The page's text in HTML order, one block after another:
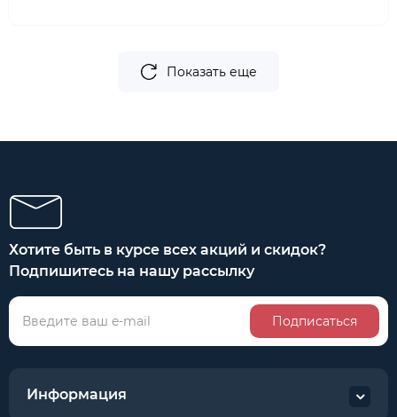
Показать еще
Хотите быть в курсе всех акций и скидок?
Подпишитесь на нашу рассылку
Подписаться
Информация